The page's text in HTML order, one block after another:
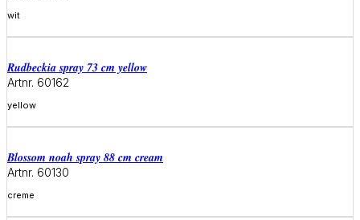
wit
rudbeckia spray 73 cm yellow
Artnr. 60162
yellow
Meer informatie
blossom noah spray 88 cm cream
Artnr. 60130
creme